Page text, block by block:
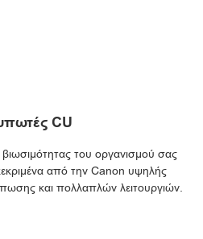
CU
του οργανισμού σας
από την Canon υψηλής
και πολλαπλών λειτουργιών.